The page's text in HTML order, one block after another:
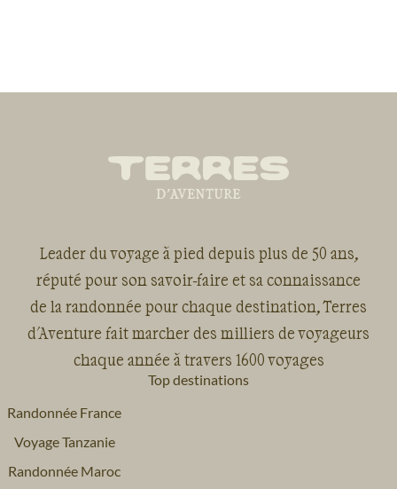
Leader du voyage à pied depuis plus de 50 ans,
réputé pour son savoir-faire et sa connaissance
de la randonnée pour chaque destination, Terres
d'Aventure fait marcher des milliers de voyageurs
chaque année à travers 1600 voyages
Top destinations
Randonnée France
Voyage Tanzanie
Randonnée Maroc